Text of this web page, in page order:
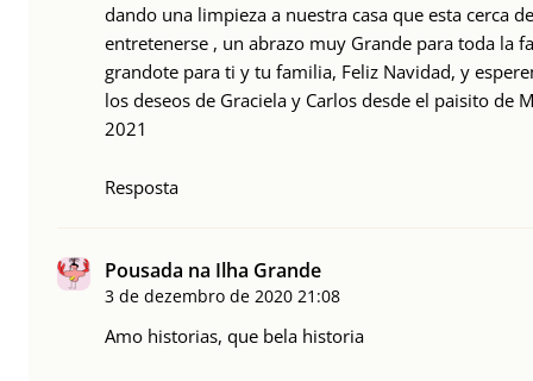
dando una limpieza a nuestra casa que esta cerca
entretenerse , un abrazo muy Grande para toda la
grandote para ti y tu familia, Feliz Navidad, y
los deseos de Graciela y Carlos desde el paisito de
2021
Resposta
Pousada na Ilha Grande
3 de dezembro de 2020 21:08
Amo historias, que bela historia